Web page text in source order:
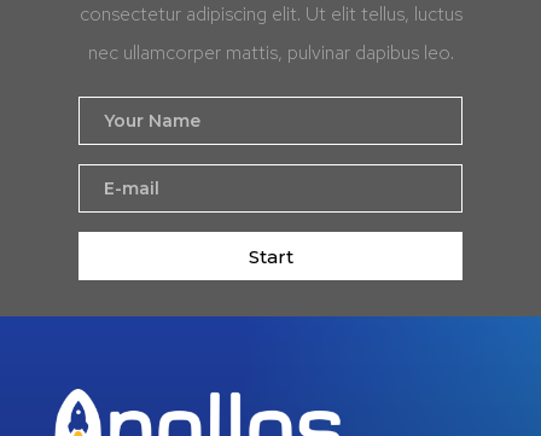
consectetur adipiscing elit. Ut elit tellus, luctus
nec ullamcorper mattis, pulvinar dapibus leo.
Start